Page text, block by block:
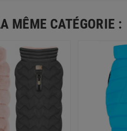
MÊME CATÉGORIE :